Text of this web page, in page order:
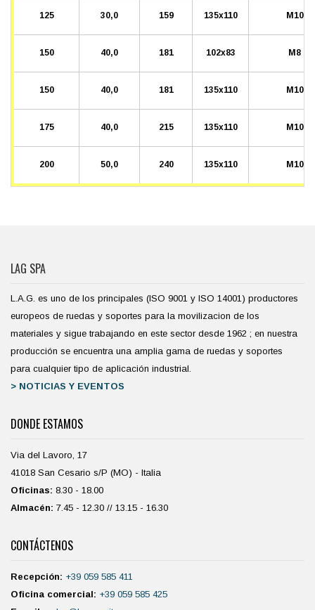
125 30,0 159 135x110 M10
150 40,0 181 102x83 M8
150 40,0 181 135x110 M10
175 40,0 215 135x110 M10
200 50,0 240 135x110 M10
LAG SPA
L.A.G. es uno de los principales (ISO 9001 y ISO 14001) productores
europeos de ruedas y soportes para la movilizacion de los
materiales y sigue trabajando en este sector desde 1962 ; en nuestra
producción se encuentra una amplia gama de ruedas y soportes
para cualquier tipo de aplicación industrial.
> NOTICIAS Y EVENTOS
DONDE ESTAMOS
Via del Lavoro, 17
41018 San Cesario s/P (MO) - Italia
Oficinas: 8.30 - 18.00
Almacén: 7.45 - 12.30 // 13.15 - 16.30
CONTÁCTENOS
Recepción: +39 059 585 411
Oficina comercial: +39 059 585 425